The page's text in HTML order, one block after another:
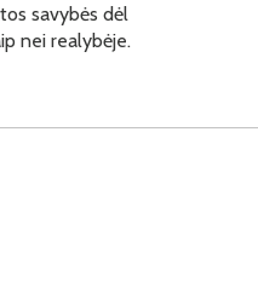
savybės dėl
nei realybėje.